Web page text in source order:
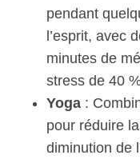
pendant
l’esprit, avec
minutes de
stress de 40
Yoga:
pour réduire
diminution de